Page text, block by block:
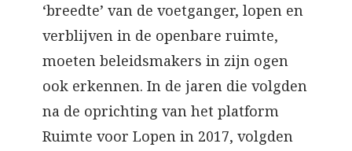
‘breedte’ van de voetganger, lopen en
verblijven in de openbare ruimte,
moeten beleidsmakers in zijn ogen
ook erkennen. In de jaren die volgden
na de oprichting van het platform
Ruimte voor Lopen in 2017, volgden